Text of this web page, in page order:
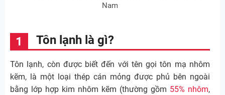
Nam
Tôn lạnh là gì?
Tôn lạnh, còn được biết đến với tên gọi tôn mạ nhôm
kẽm, là một loại thép cán mỏng được phủ bên ngoài
bằng lớp hợp kim nhôm kẽm (thường gồm 55% nhôm,